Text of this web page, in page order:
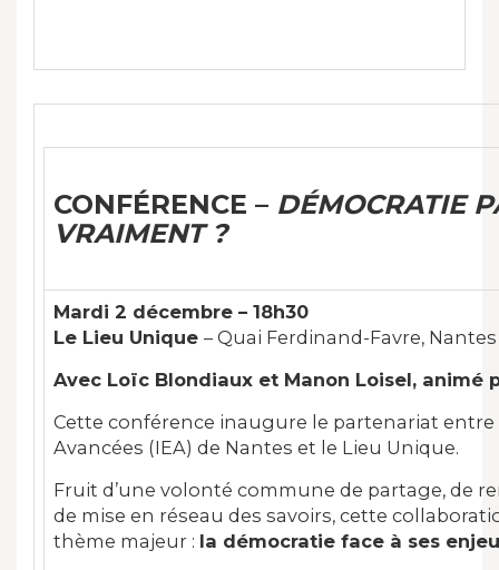
CONFÉRENCE – DÉMOCRATIE
VRAIMENT ?
Mardi 2 décembre – 18h30
Le Lieu Unique – Quai Ferdinand-Favre, Nantes
Avec Loïc Blondiaux et Manon Loisel, animé
Cette conférence inaugure le partenariat entre
Avancées (IEA) de Nantes et le Lieu Unique.
Fruit d’une volonté commune de partage, de
de mise en réseau des savoirs, cette
thème majeur : la démocratie face à ses